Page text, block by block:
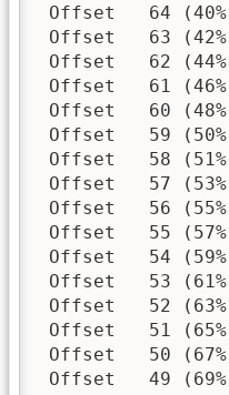
Offset   64
Offset   63
Offset   62
Offset   61
Offset   60
Offset   59
Offset   58
Offset   57
Offset   56
Offset   55
Offset   54
Offset   53
Offset   52
Offset   51
Offset   50
Offset   49